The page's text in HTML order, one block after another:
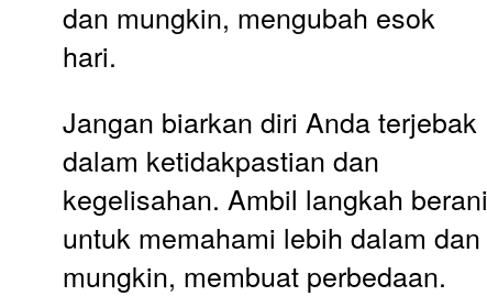
dan mungkin, mengubah esok
hari.
Jangan biarkan diri Anda terjebak
dalam ketidakpastian dan
kegelisahan. Ambil langkah berani
untuk memahami lebih dalam dan
mungkin, membuat perbedaan.